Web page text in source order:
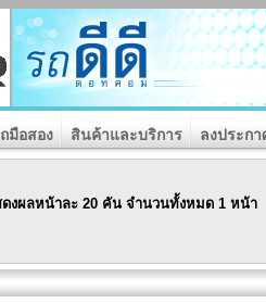
มือสอง สินค้าและบริการ ลงประก
งผลหน้าละ 20 คัน จำนวนทั้งหมด 1 หน้า